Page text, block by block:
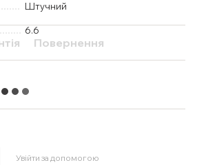
Штучний
6.6
Повернення
Увійти за допомогою